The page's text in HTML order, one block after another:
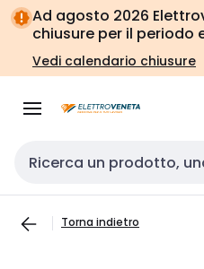
Vai alla
navigazione
Vai
alla
pagina
Ad agosto 2026
chiusure per il periodo
Vedi calendario chiusure
Cerca input
Torna indietro